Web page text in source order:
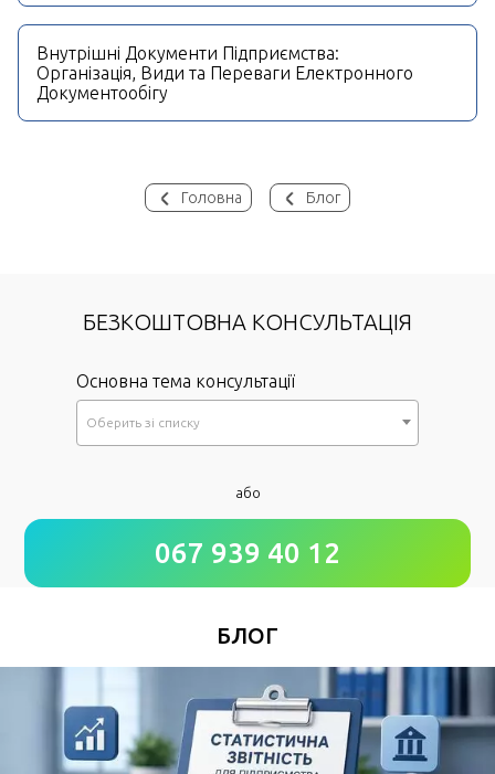
Головна Блог
Внутрішні Документи Підприємства:
Організація, Види та Переваги Електронного
Документообігу
БЕЗКОШТОВНА КОНСУЛЬТАЦІЯ
Основна тема консультації
Оберить зi списку
Як до Вас звертатися?
Зручний час для дзвінка
або
067 939 40 12
БЛОГ